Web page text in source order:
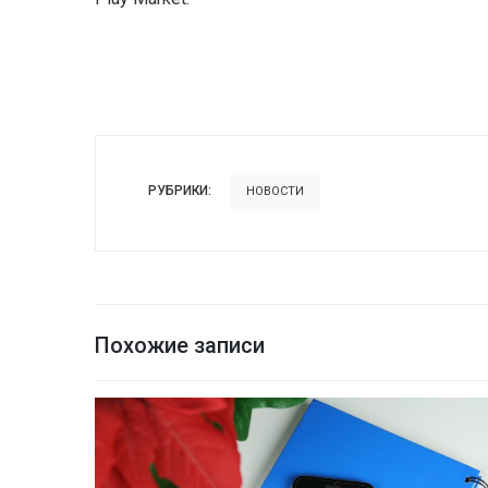
РУБРИКИ: НОВОСТИ
Похожие записи